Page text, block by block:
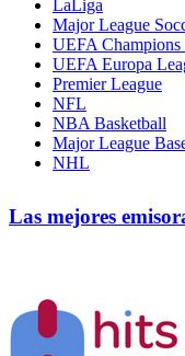
LaLiga
Major League
UEFA Champions
UEFA Europa
Premier League
NFL
NBA Basketball
Major League
NHL
Las mejores